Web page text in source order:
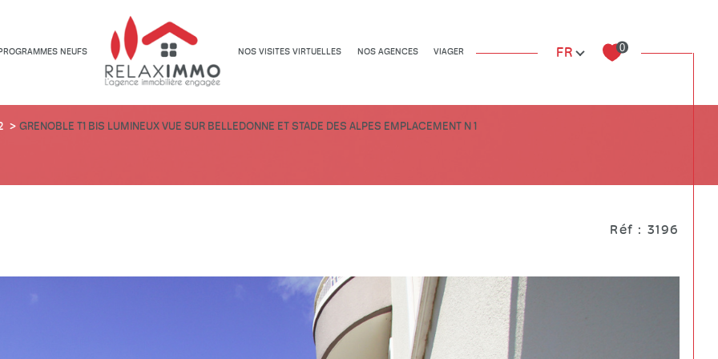
Appartements Autres biens
Appartements Autres biens
NEUFS NOS VISITES VIRTUELLES NOS AGENCES VIAGER Langue
FR 0
GRENOBLE T1 BIS LUMINEUX VUE SUR BELLEDONNE ET STADE DES ALPES EMPLACEMENT N 1
Réf : 3196